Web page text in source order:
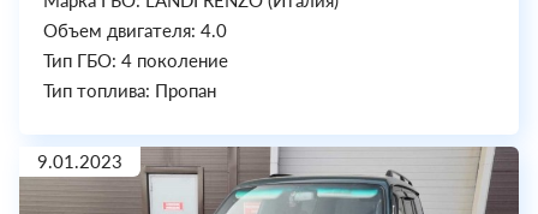
Объем двигателя: 4.0
Тип ГБО: 4 поколение
Тип топлива: Пропан
9.01.2023